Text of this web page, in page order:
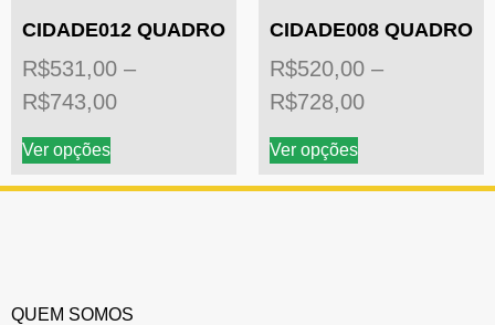
CIDADE012 QUADRO
R$531,00 –
R$743,00
Ver opções
CIDADE008 QUADRO
R$520,00 –
R$728,00
Ver opções
QUEM SOMOS